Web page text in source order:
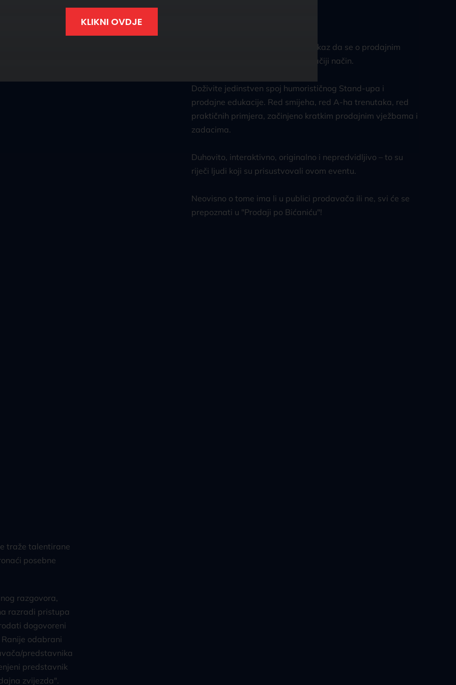
Event "Prodaja po Bićaniću" je dokaz da se o prodajnim
vještinama može pričati na drugačiji način.
Doživite jedinstven spoj humorističnog Stand-upa i
prodajne edukacije. Red smijeha, red A-ha trenutaka, red
praktičnih primjera, začinjeno kratkim prodajnim vježbama i
zadacima.
Duhovito, interaktivno, originalno i nepredvidljivo – to su
riječi ljudi koji su prisustvovali ovom eventu.
Neovisno o tome ima li u publici prodavača ili ne, svi će se
prepoznati u "Prodaji po Bićaniću"!
traže talentirane
posebne
razgovora,
razradi pristupa
dogovoreni
odabrani
predstavnika
predstavnik
zvijezda".
KLIKNI OVDJE